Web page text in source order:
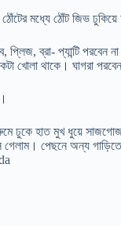
মধ্যে ঠোঁট জিভ ঢুকিয়ে
ব্রা- প্যান্টি পরবেন
খোলা থাকে। ঘাগরা
ঢুকে হাত মুখ ধুয়ে
পেছনে অন্য